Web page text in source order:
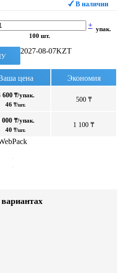
В наличии
+
100 шт.
упак.
2027-08-07KZT
цена Экономия
600₸/упак.
46 ₸/шт.
500 ₸
000 ₸/упак.
40 ₸/шт.
1 100 ₸